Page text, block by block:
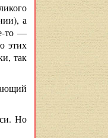
а
то —
этих
так
Но